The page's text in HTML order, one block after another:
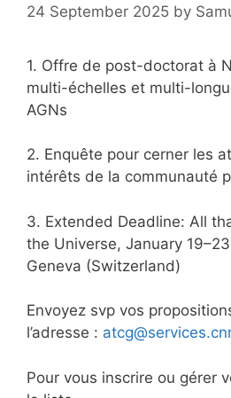
24 September 2025 by
1. Offre de post-doctorat à
multi-échelles et multi-
AGNs
2. Enquête pour cerner les
intérêts de la communauté
3. Extended Deadline: All
the Universe, January
Geneva (Switzerland)
Envoyez svp vos
l’adresse :
Pour vous inscrire ou gérer